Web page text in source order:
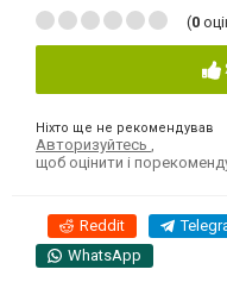
(0
Ніхто ще не рекомендував
Авторизуйтесь
щоб оцінити і
Reddit
WhatsApp